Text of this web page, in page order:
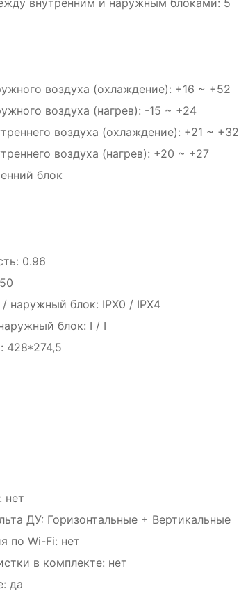
внутренним и наружным блоками: 5
воздуха (охлаждение): +16 ~ +52
воздуха (нагрев): -15 ~ +24
воздуха (охлаждение): +21 ~ +32
воздуха (нагрев): +20 ~ +27
блок
0.96
наружный блок: IPX0 / IPX4
блок: I / I
428*274,5
нет
ДУ: Горизонтальные + Вертикальные
по Wi-Fi: нет
в комплекте: нет
да